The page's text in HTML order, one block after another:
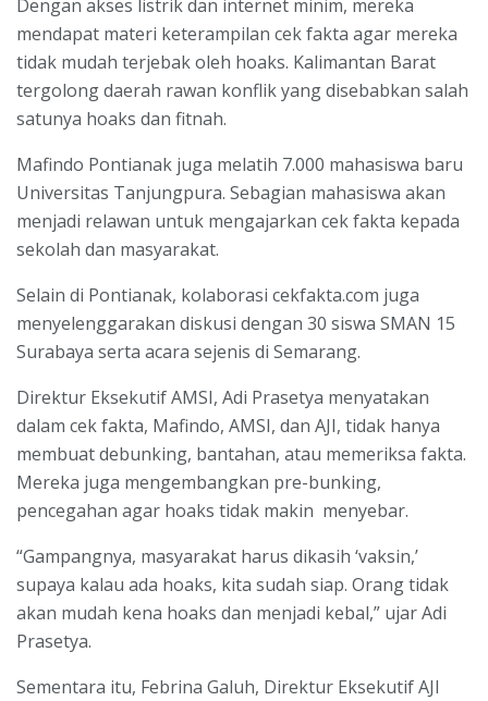
Dengan akses listrik dan internet minim, mereka
mendapat materi keterampilan cek fakta agar mereka
tidak mudah terjebak oleh hoaks. Kalimantan Barat
tergolong daerah rawan konflik yang disebabkan salah
satunya hoaks dan fitnah.
Mafindo Pontianak juga melatih 7.000 mahasiswa baru
Universitas Tanjungpura. Sebagian mahasiswa akan
menjadi relawan untuk mengajarkan cek fakta kepada
sekolah dan masyarakat.
Selain di Pontianak, kolaborasi cekfakta.com juga
menyelenggarakan diskusi dengan 30 siswa SMAN 15
Surabaya serta acara sejenis di Semarang.
Direktur Eksekutif AMSI, Adi Prasetya menyatakan
dalam cek fakta, Mafindo, AMSI, dan AJI, tidak hanya
membuat debunking, bantahan, atau memeriksa fakta.
Mereka juga mengembangkan pre-bunking,
pencegahan agar hoaks tidak makin menyebar.
“Gampangnya, masyarakat harus dikasih ‘vaksin,’
supaya kalau ada hoaks, kita sudah siap. Orang tidak
akan mudah kena hoaks dan menjadi kebal,” ujar Adi
Prasetya.
Sementara itu, Febrina Galuh, Direktur Eksekutif AJI